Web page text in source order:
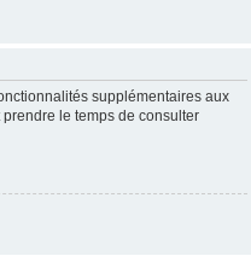
supplémentaires aux
le temps de consulter